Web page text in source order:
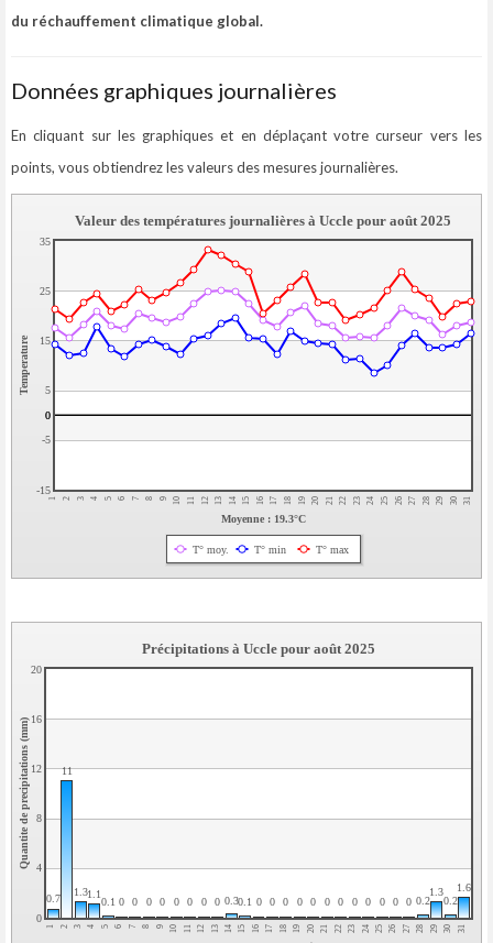
du réchauffement climatique global.
Données graphiques journalières
En cliquant sur les graphiques et en déplaçant votre curseur vers les
points, vous obtiendrez les valeurs des mesures journalières.
1 2 3 4 5 6 7 8 9 10 11 12 13 14 15 16 17 18 19 20 21 22 23 24 25 26 27 28 29 30 31
-15
-5
5
15
25
35
Temperature
Moyenne : 19.3°C
0
0
T° moy. T° min T° max
Valeur des températures journalières à Uccle pour août 2025
1 2 3 4 5 6 7 8 9 10 11 12 13 14 15 16 17 18 19 20 21 22 23 24 25 26 27 28 29 30 31
0
4
8
12
16
20
Quantite de precipitations (mm)
0.7
11
1.31.1
0.1 0 0 0 0 0 0 0 0 0.30.1 0 0 0 0 0 0 0 0 0 0 0 0 0.2
1.3
0.2
1.6
Précipitations à Uccle pour août 2025